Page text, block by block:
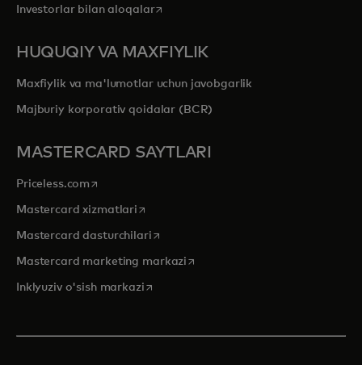
Investorlar bilan aloqalaropens in a new tab
HUQUQIY VA MAXFIYLIK
Maxfiylik va ma'lumotlar uchun javobgarlik
Majburiy korporativ qoidalar (BCR)
MASTERCARD SAYTLARI
Priceless.com opens in a new tab
Mastercard xizmatlari opens in a new tab
Mastercard dasturchilariopens in a new tab
Mastercard marketing markazi opens in a new tab
Inklyuziv o'sish markaziopens in a new tab